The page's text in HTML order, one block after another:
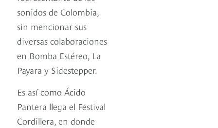
sonidos de Colombia,
sin mencionar sus
diversas colaboraciones
en Bomba Estéreo, La
Payara y Sidestepper.
Es así como Ácido
Pantera llega el Festival
Cordillera, en donde